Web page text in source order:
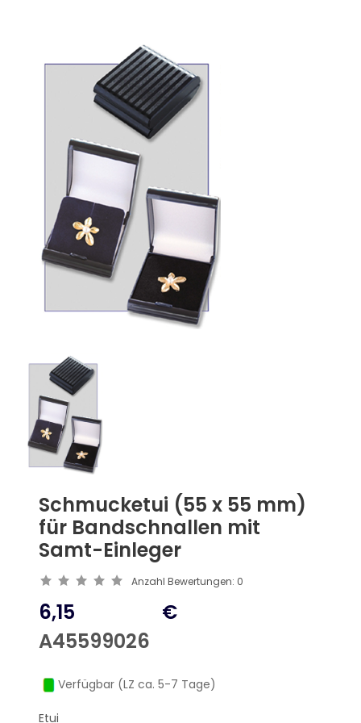
Schmucketui (55 x 55 mm)
für Bandschnallen mit
Samt-Einleger
Anzahl Bewertungen: 0
6,15
A45599026
€
Verfügbar (LZ ca. 5-7 Tage)
Etui